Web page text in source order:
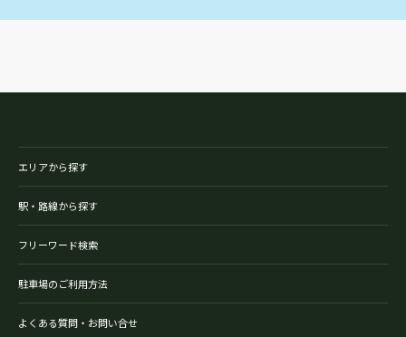
エリアから探す
駅・路線から探す
フリーワード検索
駐車場のご利用方法
よくある質問・お問い合せ